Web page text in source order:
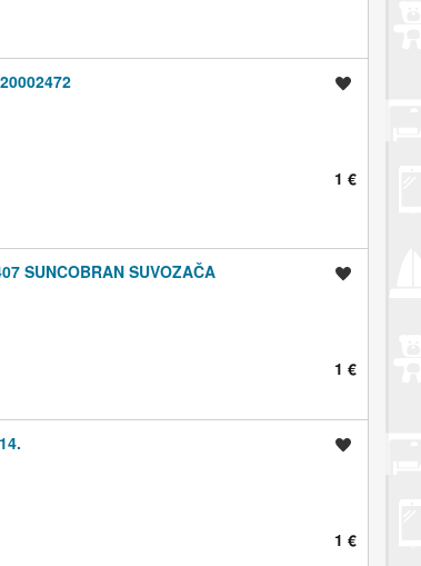
1 €
SUNCOBRAN SUVOZAČA
1 €
1 €